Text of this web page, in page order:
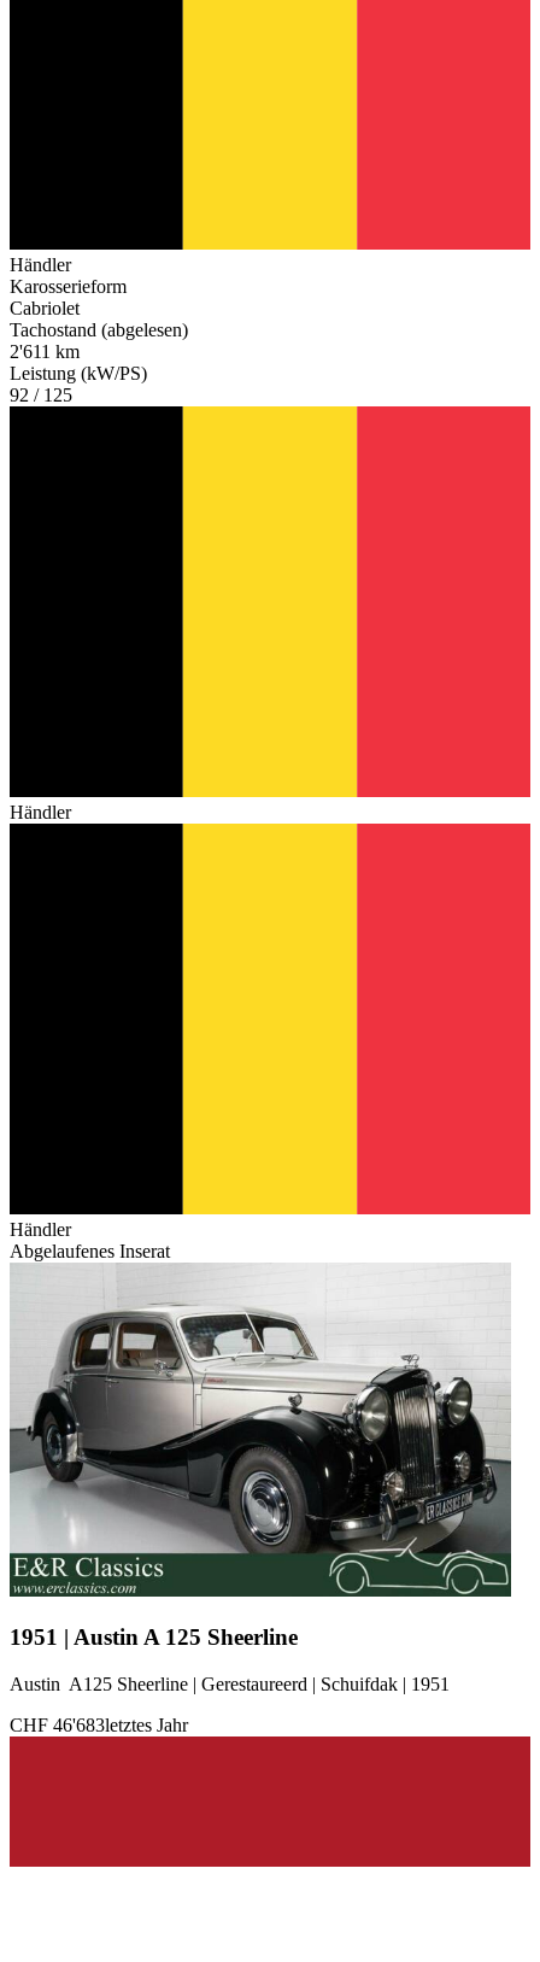
Händler
Karosserieform
Cabriolet
Tachostand (abgelesen)
2'611 km
Leistung (kW/PS)
92 / 125
Händler
Händler
Abgelaufenes Inserat
1951 | Austin A 125 Sheerline
Austin A125 Sheerline | Gerestaureerd | Schuifdak | 1951
CHF 46'683letztes Jahr